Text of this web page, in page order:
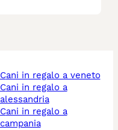
cani in regalo a veneto
cani in regalo a
alessandria
cani in regalo a
campania